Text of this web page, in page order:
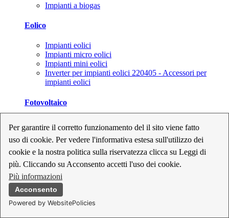
Per garantire il corretto funzionamento del il sito viene fatto
uso di cookie. Per vedere l'informativa estesa sull'utilizzo dei
cookie e la nostra politica sulla riservatezza clicca su Leggi di
più. Cliccando su Acconsento accetti l'uso dei cookie.
Più informazioni
Acconsento
Powered by WebsitePolicies
Impianti a biogas
Eolico
Impianti eolici
Impianti micro eolici
Impianti mini eolici
Inverter per impianti eolici 220405 - Accessori per
impianti eolici
Fotovoltaico
Inverter per impianti fotovoltaici
Kit per impianti fotovoltaici
Moduli fotovoltaici
Sistemi di monitoraggio per impianti fotovoltaici
Strumenti di collaudo e configurazione per impianti
fotovoltaici
Supporti per impianti fotovoltaici
Geotermia